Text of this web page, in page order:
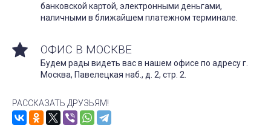
банковской картой, электронными деньгами,
наличными в ближайшем платежном терминале.
ОФИС В МОСКВЕ
Будем рады видеть вас в нашем офисе по адресу г.
Москва, Павелецкая наб., д. 2, стр. 2.
РАССКАЗАТЬ ДРУЗЬЯМ!